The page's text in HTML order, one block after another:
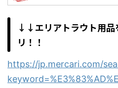
↓↓エリアトラウト用品
リ！！
https://jp.mercari.com/